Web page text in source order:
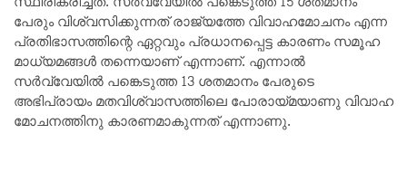
പേരും വിശ്വസിക്കുന്നത് രാജ്യത്തേ വിവാഹമോചനം എന്ന
പ്രതിഭാസത്തിന്റെ ഏറ്റവും പ്രധാനപ്പെട്ട കാരണം സമൂഹ
മാധ്യമങ്ങൾ തന്നെയാണ് എന്നാണ്. എന്നാൽ
സർവ്വേയിൽ പങ്കെടുത്ത 13 ശതമാനം പേരുടെ
അഭിപ്രായം മതവിശ്വാസത്തിലെ പോരായ്മയാണു വിവാഹ
മോചനത്തിനു കാരണമാകുന്നത്‌ എന്നാണു.